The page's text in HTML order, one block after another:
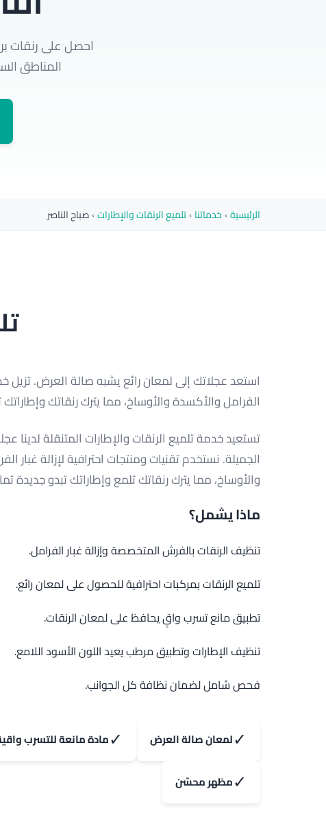
احصل على رنقات
المناطق
الرئيسية›خدماتنا›تلميع الرنقات والإطارات›صباح الناصر
استعد عجلاتك إلى لمعان رائع يشبه صالة العرض. تزيل
الفرامل والأكسدة والأوساخ، مما يترك رنقاتك
تستعيد خدمة تلميع الرنقات والإطارات المتنقلة لدينا
الجميلة. نستخدم تقنيات ومنتجات احترافية لإزالة غبار
والأوساخ، مما يترك رنقاتك تلمع وإطاراتك تبدو جديدة
ماذا يشمل؟
تنظيف الرنقات بالفرش المتخصصة وإزالة غبار الفرامل.
تلميع الرنقات بمركبات احترافية للحصول على لمعان رائع.
تطبيق مانع تسرب واقٍ يحافظ على لمعان الرنقات.
تنظيف الإطارات وتطبيق مرطب يعيد اللون الأسود اللامع.
فحص شامل لضمان نظافة كل الجوانب.
✓لمعان صالة العرض ✓مادة مانعة للتسرب
✓مظهر محسّن